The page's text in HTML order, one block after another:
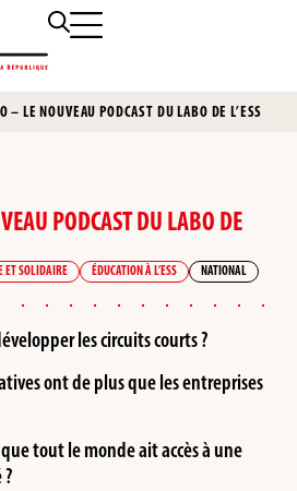
– LE NOUVEAU PODCAST DU LABO DE L’ESS
PODCAST DU LABO DE
ET SOLIDAIRE ÉDUCATION À L’ESS NATIONAL
les circuits courts ?
ont de plus que les entreprises
tout le monde ait accès à une